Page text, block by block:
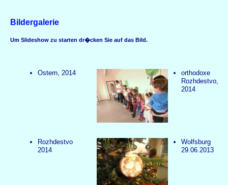
Bildergalerie
Um Slideshow zu starten dr�cken Sie auf das Bild.
Ostern, 2014
orthodoxe
Rozhdestvo,
2014
Rozhdestvo
2014
Wolfsburg
29.06.2013